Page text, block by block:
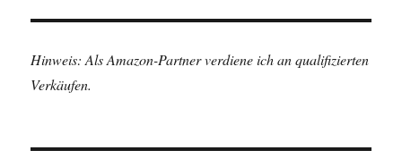
Hinweis: Als Amazon-Partner verdiene ich an qualifizierten
Verkäufen.